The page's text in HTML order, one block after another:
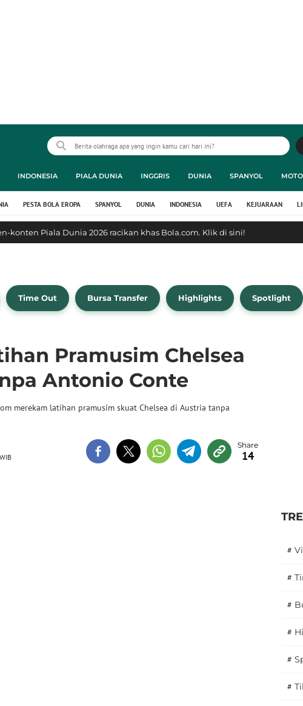
INDONESIA PIALA DUNIA INGGRIS DUNIA SPANYOL
PESTA BOLA EROPA SPANYOL DUNIA INDONESIA UEFA KEJUARAAN
konten Piala Dunia 2026 racikan khas Bola.com. Klik di sini!
Time Out Bursa Transfer Highlights Spotlight
Pramusim Chelsea
Antonio Conte
merekam latihan pramusim skuat Chelsea di Austria tanpa
14
#
#
#
#
#
#